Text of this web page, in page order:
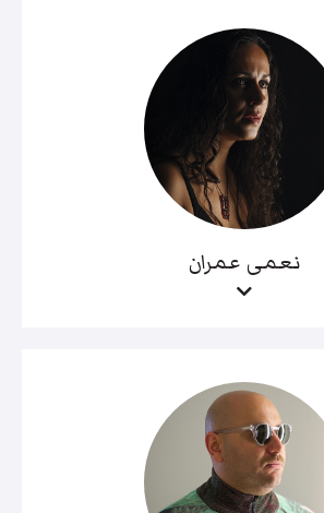
نعمى عمران